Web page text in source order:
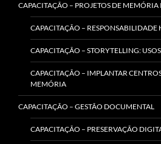
CAPACITAÇÃO – PROJETOS DE
CAPACITAÇÃO – RESPONSABILIDADE
CAPACITAÇÃO – STORYTELLING:
CAPACITAÇÃO – IMPLANTAR
MEMÓRIA
CAPACITAÇÃO – GESTÃO DOCUMENTAL
CAPACITAÇÃO – PRESERVAÇÃO